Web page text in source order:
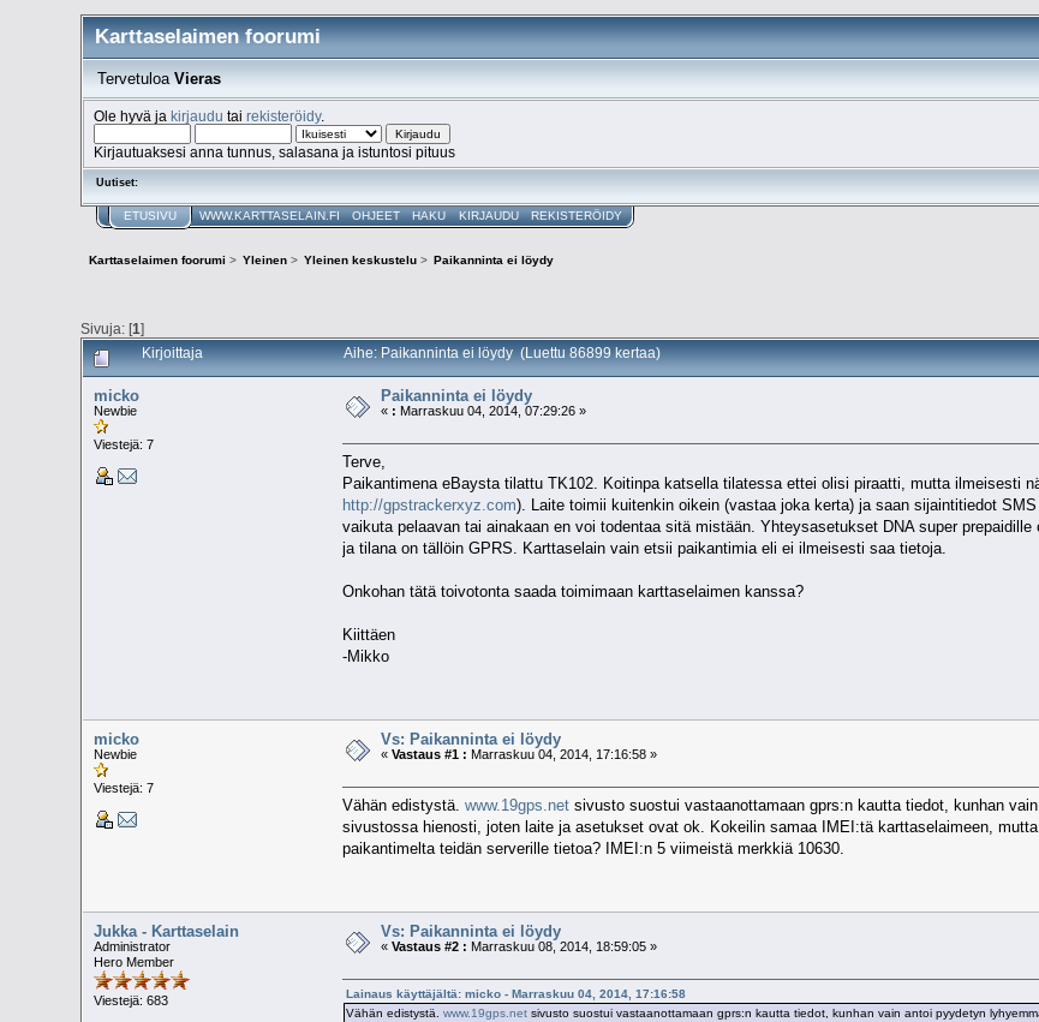
Karttaselaimen foorumi
Tervetuloa Vieras
Ole hyvä jakirjaudu tairekisteröidy.
Kirjautuaksesi anna tunnus, salasana ja istuntosi pituus
Uutiset:
ETUSIVU WWW.KARTTASELAIN.FI OHJEET HAKU KIRJAUDU REKISTERÖIDY
Karttaselaimen foorumi > Yleinen> Yleinen keskustelu> Paikanninta ei löydy
Sivuja: [1]
Kirjoittaja Aihe: Paikanninta ei löydy (Luettu 86899 kertaa)
micko
Newbie
Viestejä: 7
Paikanninta ei löydy
« : Marraskuu 04, 2014, 07:29:26 »
Terve,
Paikantimena eBaysta tilattu TK102. Koitinpa katsella tilatessa ettei olisi piraatti, mutta ilmeisesti
http://gpstrackerxyz.com). Laite toimii kuitenkin oikein (vastaa joka kerta) ja saan sijaintitiedot
vaikuta pelaavan tai ainakaan en voi todentaa sitä mistään. Yhteysasetukset DNA super
ja tilana on tällöin GPRS. Karttaselain vain etsii paikantimia eli ei ilmeisesti saa tietoja.
Onkohan tätä toivotonta saada toimimaan karttaselaimen kanssa?
Kiittäen
-Mikko
micko
Newbie
Viestejä: 7
Vs: Paikanninta ei löydy
«Vastaus #1 : Marraskuu 04, 2014, 17:16:58 »
Vähän edistystä. www.19gps.netsivusto suostui vastaanottamaan gprs:n kautta tiedot, kunhan
sivustossa hienosti, joten laite ja asetukset ovat ok. Kokeilin samaa IMEI:tä karttaselaimeen,
paikantimelta teidän serverille tietoa? IMEI:n 5 viimeistä merkkiä 10630.
Jukka - Karttaselain
Administrator
Hero Member
Viestejä: 683
Vs: Paikanninta ei löydy
«Vastaus #2 : Marraskuu 08, 2014, 18:59:05 »
Lainaus käyttäjältä: micko - Marraskuu 04, 2014, 17:16:58
Vähän edistystä. www.19gps.netsivusto suostui vastaanottamaan gprs:n kautta tiedot, kunhan vain antoi pyydetyn